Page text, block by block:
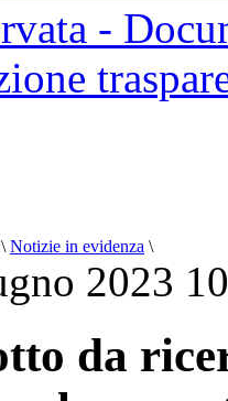
-
\ Notizie in evidenza \
2023
da